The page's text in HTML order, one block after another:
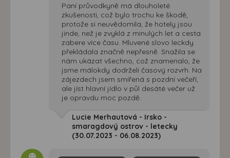
Paní průvodkyně má dlouholeté
zkušenosti, což bylo trochu ke škodě,
protože si neuvědomila, že hotely jsou
jinde, než je zvyklá z minulých let a cesta
zabere více času. Mluvené slovo leckdy
překládala značně nepřesně. Snažila se
nám ukázat všechno, což znamenalo, že
jsme málokdy dodrželi časový rozvrh. Na
zájezdech jsem smířená s pozdní večeří,
ale jíst hlavní jídlo v půl desáté večer už
je opravdu moc pozdě.
Lucie Merhautová - Irsko -
smaragdový ostrov - letecky
(30.07.2023 - 06.08.2023)